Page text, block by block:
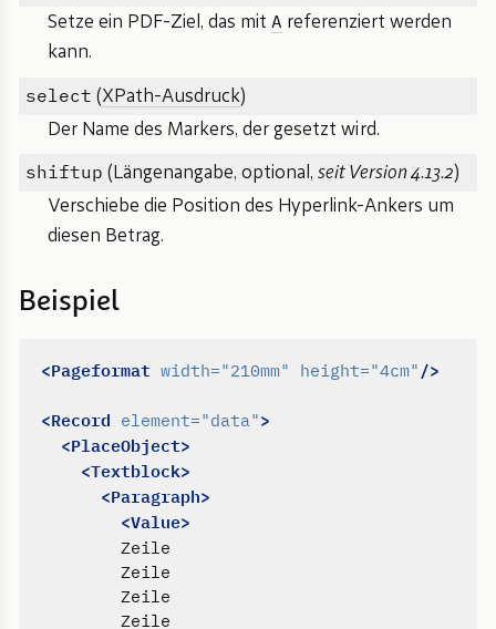
Setze ein PDF-Ziel, das mit A referenziert werden
kann.
select (XPath-Ausdruck)
Der Name des Markers, der gesetzt wird.
shiftup (Längenangabe, optional, seit Version 4.13.2)
Verschiebe die Position des Hyperlink-Ankers um
diesen Betrag.
Beispiel
<Pageformat width="210mm" height="4cm"/>
<Record element="data">
<PlaceObject>
<Textblock>
<Paragraph>
<Value>